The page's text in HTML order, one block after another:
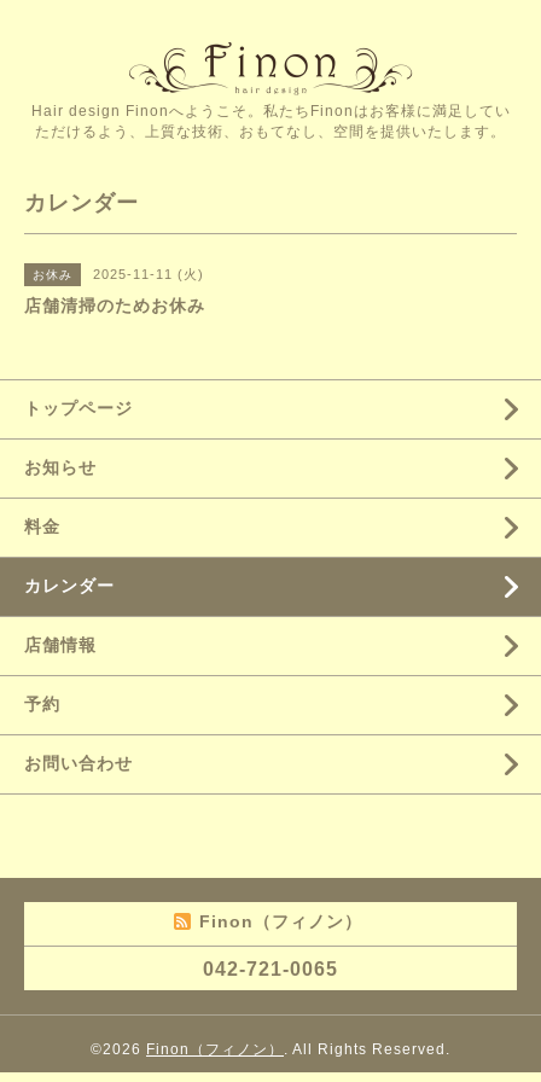
Hair design Finonへようこそ。私たちFinonはお客様に満足してい
ただけるよう、上質な技術、おもてなし、空間を提供いたします。
カレンダー
お休み 2025-11-11 (火)
店舗清掃のためお休み
トップページ
お知らせ
料金
カレンダー
店舗情報
予約
お問い合わせ
Finon（フィノン）
042-721-0065
©2026 Finon（フィノン） . All Rights Reserved.